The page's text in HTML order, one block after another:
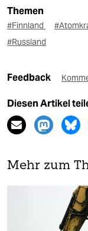
Themen
#Finnland
#Russland
Feedback
Diesen Artikel
Mehr zum